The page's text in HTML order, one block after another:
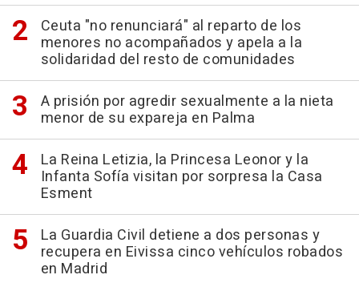
Ceuta "no renunciará" al reparto de los
menores no acompañados y apela a la
solidaridad del resto de comunidades
A prisión por agredir sexualmente a la nieta
menor de su expareja en Palma
La Reina Letizia, la Princesa Leonor y la
Infanta Sofía visitan por sorpresa la Casa
Esment
La Guardia Civil detiene a dos personas y
recupera en Eivissa cinco vehículos robados
en Madrid